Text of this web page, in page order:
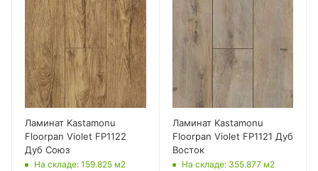
Ламинат Kastamonu
Floorpan Violet FP1122
Дуб Союз
На складе: 159.825 м2
Ламинат Kastamonu
Floorpan Violet FP1121 Дуб
Восток
На складе: 355.877 м2